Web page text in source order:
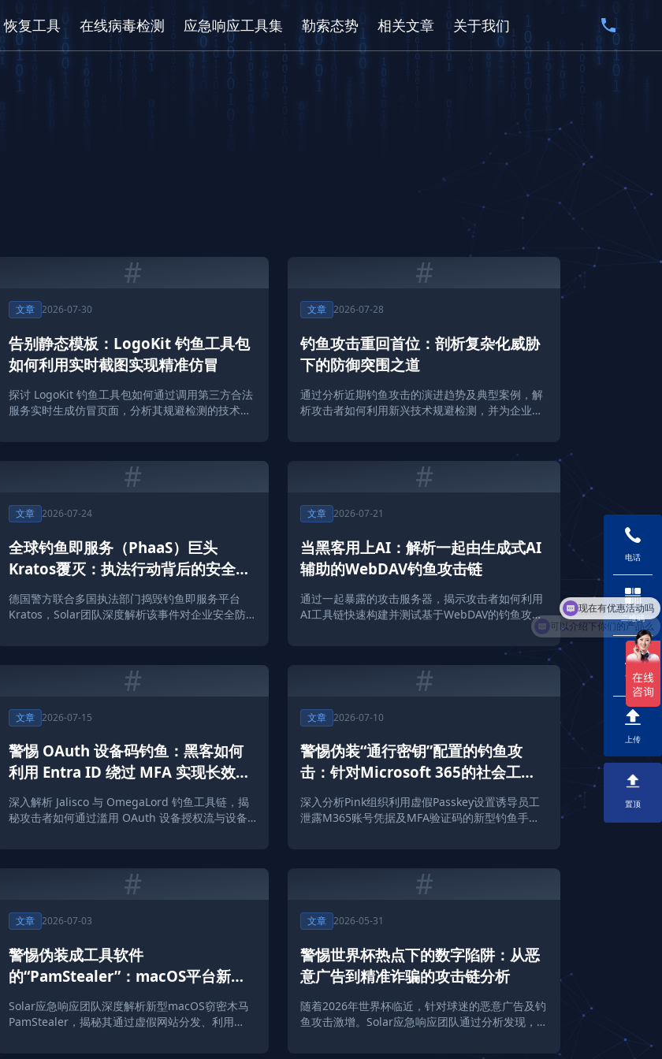
恢复工具 在线病毒检测 应急响应工具集 勒索态势 相关文章 关于我们
#
文章 2026-07-30
告别静态模板：LogoKit 钓鱼工具包
如何利用实时截图实现精准仿冒
探讨 LogoKit 钓鱼工具包如何通过调用第三方合法
服务实时生成仿冒页面，分析其规避检测的技术手
#
文章 2026-07-28
钓鱼攻击重回首位：剖析复杂化威胁
下的防御突围之道
通过分析近期钓鱼攻击的演进趋势及典型案例，解
析攻击者如何利用新兴技术规避检测，并为企业提
#
文章 2026-07-24
全球钓鱼即服务（PhaaS）巨头
Kratos覆灭：执法行动背后的安全真
相
德国警方联合多国执法部门捣毁钓鱼即服务平台
Kratos，Solar团队深度解析该事件对企业安全防
#
文章 2026-07-21
当黑客用上AI：解析一起由生成式AI
辅助的WebDAV钓鱼攻击链
通过一起暴露的攻击服务器，揭示攻击者如何利用
AI工具链快速构建并测试基于WebDAV的钓鱼攻击
#
文章 2026-07-15
警惕 OAuth 设备码钓鱼：黑客如何
利用 Entra ID 绕过 MFA 实现长效驻
留
深入解析 Jalisco 与 OmegaLord 钓鱼工具链，揭
秘攻击者如何通过滥用 OAuth 设备授权流与设备
#
文章 2026-07-10
警惕伪装“通行密钥”配置的钓鱼攻
击：针对Microsoft 365的社会工程
学新变种
深入分析Pink组织利用虚假Passkey设置诱导员工
泄露M365账号凭据及MFA验证码的新型钓鱼手
#
文章 2026-07-03
警惕伪装成工具软件
的“PamStealer”：macOS平台新型
窃密木马攻击分析
Solar应急响应团队深度解析新型macOS窃密木马
PamStealer，揭秘其通过虚假网站分发、利用
#
文章 2026-05-31
警惕世界杯热点下的数字陷阱：从恶
意广告到精准诈骗的攻击链分析
随着2026年世界杯临近，针对球迷的恶意广告及钓
鱼攻击激增。Solar应急响应团队通过分析发现，攻
电话
二维码
下载
上传
置顶
可以介绍下你们的产品么
现在有优惠活动吗